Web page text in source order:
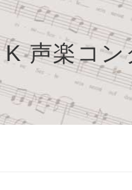
K 声楽コン